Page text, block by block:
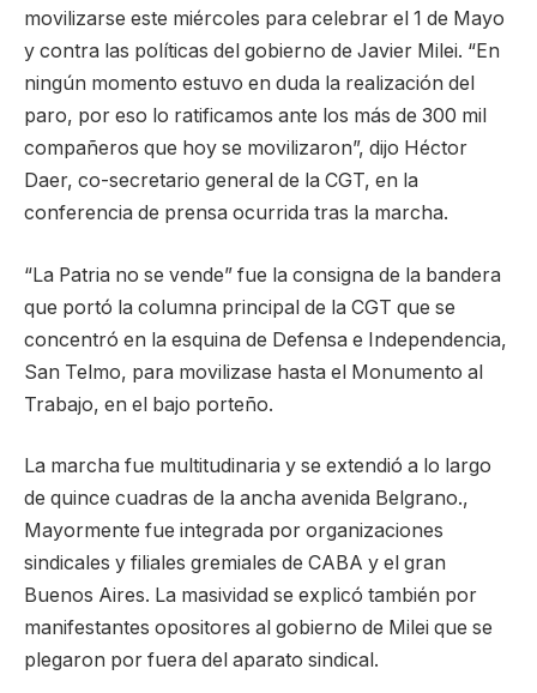
movilizarse este miércoles para celebrar el 1 de Mayo
y contra las políticas del gobierno de Javier Milei. “En
ningún momento estuvo en duda la realización del
paro, por eso lo ratificamos ante los más de 300 mil
compañeros que hoy se movilizaron”, dijo Héctor
Daer, co-secretario general de la CGT, en la
conferencia de prensa ocurrida tras la marcha.
“La Patria no se vende” fue la consigna de la bandera
que portó la columna principal de la CGT que se
concentró en la esquina de Defensa e Independencia,
San Telmo, para movilizase hasta el Monumento al
Trabajo, en el bajo porteño.
La marcha fue multitudinaria y se extendió a lo largo
de quince cuadras de la ancha avenida Belgrano.,
Mayormente fue integrada por organizaciones
sindicales y filiales gremiales de CABA y el gran
Buenos Aires. La masividad se explicó también por
manifestantes opositores al gobierno de Milei que se
plegaron por fuera del aparato sindical.